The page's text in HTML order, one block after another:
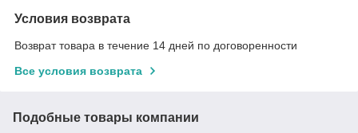
Условия возврата
Возврат товара в течение 14 дней по договоренности
Все условия возврата
Подобные товары компании